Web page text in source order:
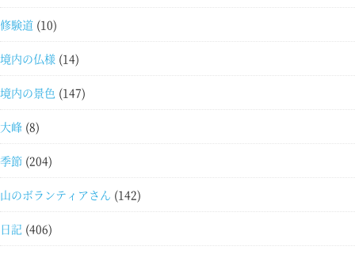
修験道 (10)
境内の仏様 (14)
境内の景色 (147)
大峰 (8)
季節 (204)
山のボランティアさん (142)
日記 (406)